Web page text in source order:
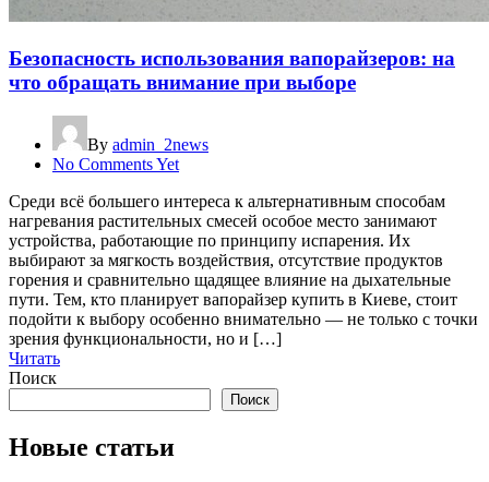
Безопасность использования вапорайзеров: на
что обращать внимание при выборе
By admin_2news
No Comments Yet
Среди всё большего интереса к альтернативным способам
нагревания растительных смесей особое место занимают
устройства, работающие по принципу испарения. Их
выбирают за мягкость воздействия, отсутствие продуктов
горения и сравнительно щадящее влияние на дыхательные
пути. Тем, кто планирует вапорайзер купить в Киеве, стоит
подойти к выбору особенно внимательно — не только с точки
зрения функциональности, но и […]
Читать
Поиск
Поиск
Новые статьи